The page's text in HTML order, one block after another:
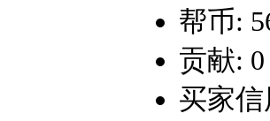
帮币:
贡献: 0
买家信